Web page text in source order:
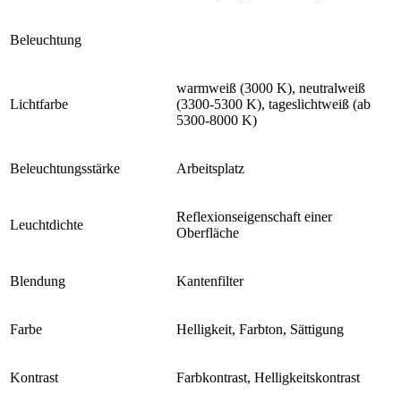
Beleuchtung
Lichtfarbe
warmweiß (3000 K), neutralweiß
(3300-5300 K), tageslichtweiß (ab
5300-8000 K)
Beleuchtungsstärke Arbeitsplatz
Leuchtdichte
Reflexionseigenschaft einer
Oberfläche
Blendung Kantenfilter
Farbe Helligkeit, Farbton, Sättigung
Kontrast Farbkontrast, Helligkeitskontrast